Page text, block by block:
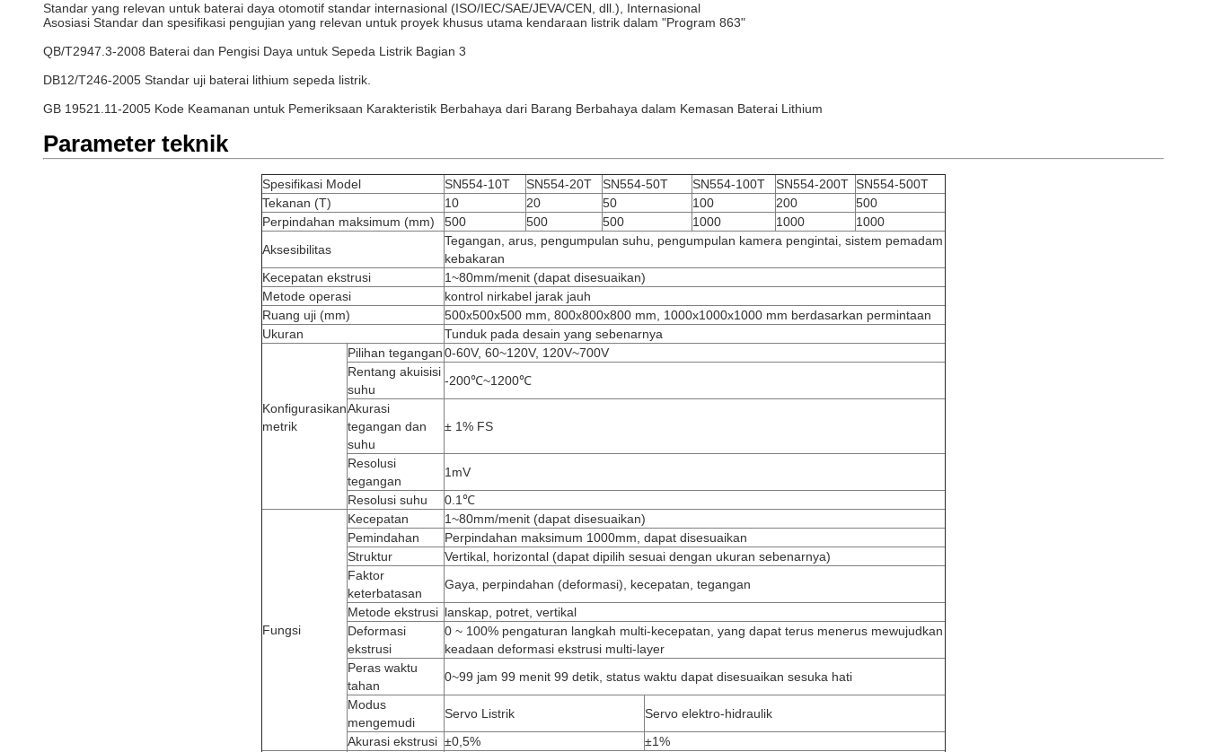
Standar yang relevan untuk baterai daya otomotif standar internasional (ISO/IEC/SAE/JEVA/CEN, dll.), Internasional
Asosiasi Standar dan spesifikasi pengujian yang relevan untuk proyek khusus utama kendaraan listrik dalam "Program 863"
QB/T2947.3-2008 Baterai dan Pengisi Daya untuk Sepeda Listrik Bagian 3
DB12/T246-2005 Standar uji baterai lithium sepeda listrik.
GB 19521.11-2005 Kode Keamanan untuk Pemeriksaan Karakteristik Berbahaya dari Barang Berbahaya dalam Kemasan Baterai Lithium
Parameter teknik
Spesifikasi Model SN554-10T SN554-20T SN554-50T SN554-100T SN554-200T SN554-500T
Tekanan (T)
10 20 50 100 200
500
Perpindahan maksimum (mm)
500 500 500 1000 1000
1000
Aksesibilitas
Tegangan, arus, pengumpulan suhu, pengumpulan kamera pengintai, sistem pemadam
kebakaran
Kecepatan ekstrusi
1~80mm/menit (dapat disesuaikan)
Metode operasi
kontrol nirkabel jarak jauh
Ruang uji (mm)
500x500x500 mm, 800x800x800 mm, 1000x1000x1000 mm berdasarkan permintaan
Ukuran
Tunduk pada desain yang sebenarnya
Konfigurasikan
metrik
Pilihan tegangan0-60V, 60~120V, 120V~700V
Rentang akuisisi
suhu
-200℃~1200℃
Akurasi
tegangan dan
suhu
± 1% FS
Resolusi
tegangan
1mV
Resolusi suhu
0.1℃
Fungsi
Kecepatan
1~80mm/menit (dapat disesuaikan)
Pemindahan
Perpindahan maksimum 1000mm, dapat disesuaikan
Struktur
Vertikal, horizontal (dapat dipilih sesuai dengan ukuran sebenarnya)
Faktor
keterbatasan
Gaya, perpindahan (deformasi), kecepatan, tegangan
Metode ekstrusi lanskap, potret, vertikal
Deformasi
ekstrusi
0 ~ 100% pengaturan langkah multi-kecepatan, yang dapat terus menerus mewujudkan
keadaan deformasi ekstrusi multi-layer
Peras waktu
tahan
0~99 jam 99 menit 99 detik, status waktu dapat disesuaikan sesuka hati
Modus
mengemudi
Servo Listrik
Servo elektro-hidraulik
Akurasi ekstrusi ±0,5% ±1%